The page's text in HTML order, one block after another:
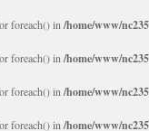
foreach() in /home/www/
foreach() in /home/www/
foreach() in /home/www/
foreach() in /home/www/